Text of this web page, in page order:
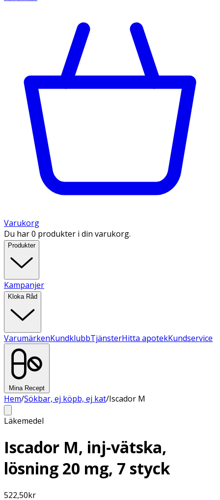
Varukorg
Du har 0 produkter i din varukorg.
Produkter
Kampanjer
Kloka Råd
VarumärkenKundklubbTjänsterHitta apotekKundservice
Mina Recept
Hem/Sökbar, ej köpb, ej kat/Iscador M
Läkemedel
Iscador M, inj-vätska,
lösning 20 mg, 7 styck
522,50kr